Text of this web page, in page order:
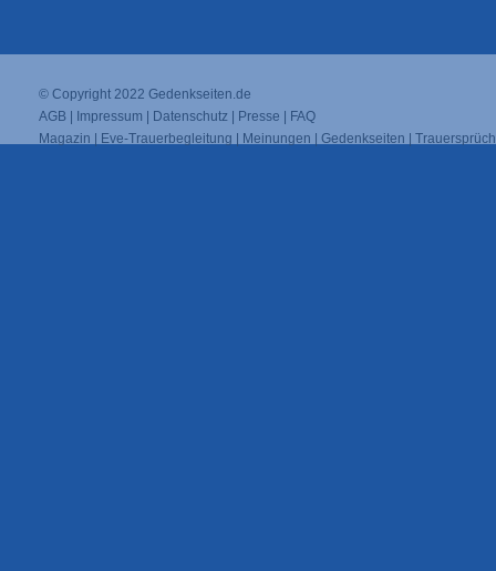
© Copyright 2022 Gedenkseiten.de
AGB
Impressum Datenschutz Presse
FAQ
Magazin
Eve-Trauerbegleitung Meinungen Gedenkseiten